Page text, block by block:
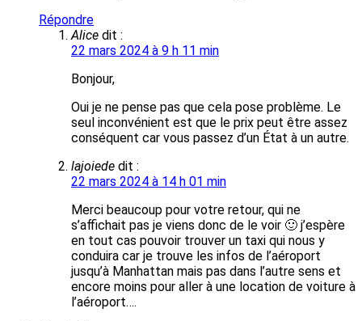
Répondre
Alice dit :
22 mars 2024 à 9 h 11 min
Bonjour,
Oui je ne pense pas que cela pose problème. Le
seul inconvénient est que le prix peut être assez
conséquent car vous passez d’un État à un autre.
lajoiede dit :
22 mars 2024 à 14 h 01 min
Merci beaucoup pour votre retour, qui ne
s’affichait pas je viens donc de le voir 🙂 j’espère
en tout cas pouvoir trouver un taxi qui nous y
conduira car je trouve les infos de l’aéroport
jusqu’à Manhattan mais pas dans l’autre sens et
encore moins pour aller à une location de voiture à
l’aéroport….